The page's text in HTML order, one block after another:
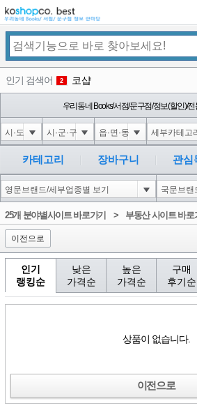
인기 검색어 2 코샵
익스
4 미끄럼방지
5 대성설렁탕
6
1
우리동네 Books/서점/문구점/정보(할인)/전
카테고리 장바구니 관심
25개 분야별사이트 바로가기 > 부동산 사이트 바로
이전으로
인기
랭킹순
낮은
가격순
높은
가격순
구매
후기순
상품이 없습니다.
이전으로